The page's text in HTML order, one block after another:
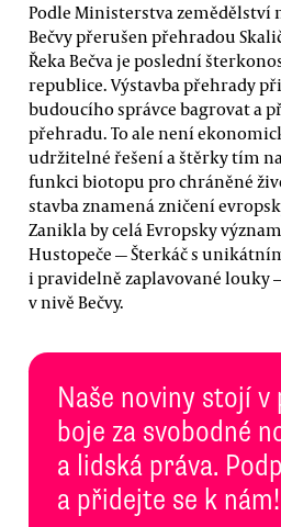
Podle Ministerstva
Bečvy přerušen přehradou
Řeka Bečva je poslední
republice. Výstavba přehrady
budoucího správce bagrovat a
přehradu. To ale není
udržitelné řešení a štěrky tím
funkci biotopu pro chráněné
stavba znamená zničení
Zanikla by celá Evropsky
Hustopeče — Šterkáč s
i pravidelně zaplavované louky
v nivě Bečvy.
Naše noviny stojí
boje za svobodné
a lidská práva.
a přidejte se k nám!